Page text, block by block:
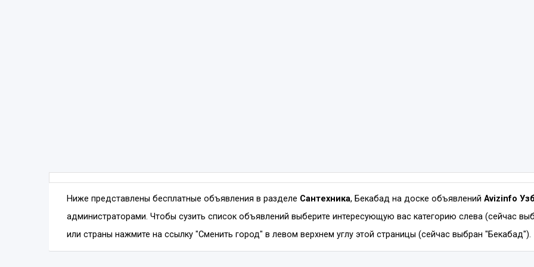
Ниже представлены бесплатные объявления в разделе Сантехника, Бекабад на доске объявлений Avizinfo
администраторами. Чтобы сузить список объявлений выберите интересующую вас категорию слева (сейчас
или страны нажмите на ссылку "Сменить город" в левом верхнем углу этой страницы (сейчас выбран "Бекабад").